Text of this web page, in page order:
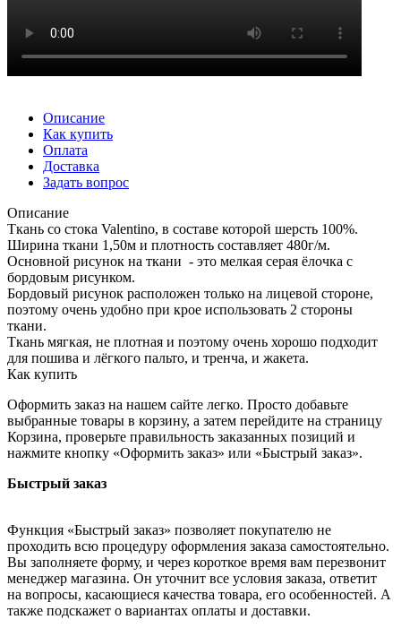
Описание
Как купить
Оплата
Доставка
Задать вопрос
Описание
Ткань со стока Valentino, в составе которой шерсть 100%.
Ширина ткани 1,50м и плотность составляет 480г/м.
Основной рисунок на ткани - это мелкая серая ёлочка с
бордовым рисунком.
Бордовый рисунок расположен только на лицевой стороне,
поэтому очень удобно при крое использовать 2 стороны
ткани.
Ткань мягкая, не плотная и поэтому очень хорошо подходит
для пошива и лёгкого пальто, и тренча, и жакета.
Как купить
Оформить заказ на нашем сайте легко. Просто добавьте
выбранные товары в корзину, а затем перейдите на страницу
Корзина, проверьте правильность заказанных позиций и
нажмите кнопку «Оформить заказ» или «Быстрый заказ».
Быстрый заказ
Функция «Быстрый заказ» позволяет покупателю не
проходить всю процедуру оформления заказа самостоятельно.
Вы заполняете форму, и через короткое время вам перезвонит
менеджер магазина. Он уточнит все условия заказа, ответит
на вопросы, касающиеся качества товара, его особенностей. А
также подскажет о вариантах оплаты и доставки.